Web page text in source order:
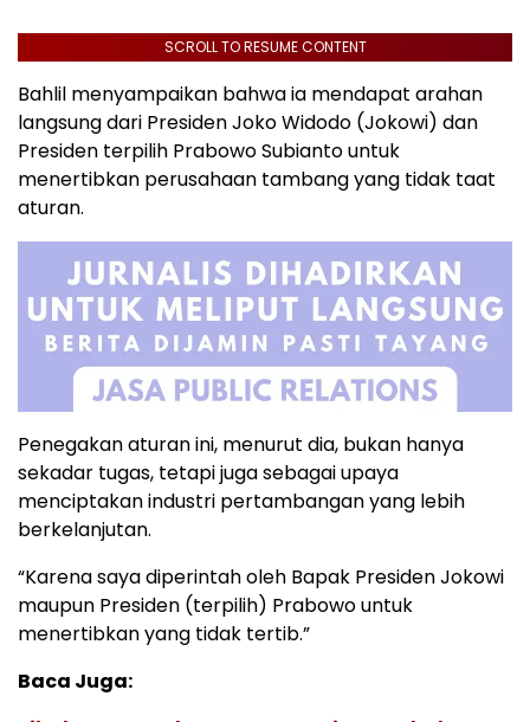
SCROLL TO RESUME CONTENT
Bahlil menyampaikan bahwa ia mendapat arahan
langsung dari Presiden Joko Widodo (Jokowi) dan
Presiden terpilih Prabowo Subianto untuk
menertibkan perusahaan tambang yang tidak taat
aturan.
Penegakan aturan ini, menurut dia, bukan hanya
sekadar tugas, tetapi juga sebagai upaya
menciptakan industri pertambangan yang lebih
berkelanjutan.
“Karena saya diperintah oleh Bapak Presiden Jokowi
maupun Presiden (terpilih) Prabowo untuk
menertibkan yang tidak tertib.”
Baca Juga: